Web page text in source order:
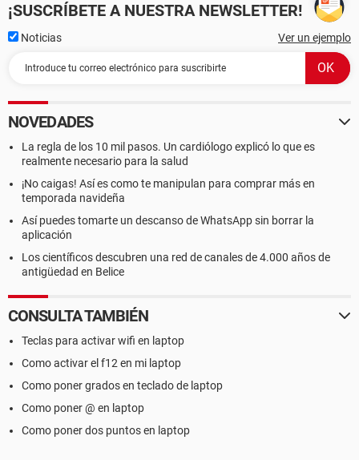
¡SUSCRÍBETE A NUESTRA NEWSLETTER!
Noticias Ver un ejemplo
NOVEDADES
La regla de los 10 mil pasos. Un cardiólogo explicó lo que es
realmente necesario para la salud
¡No caigas! Así es como te manipulan para comprar más en
temporada navideña
Así puedes tomarte un descanso de WhatsApp sin borrar la
aplicación
Los científicos descubren una red de canales de 4.000 años de
antigüedad en Belice
CONSULTA TAMBIÉN
Teclas para activar wifi en laptop
Como activar el f12 en mi laptop
Como poner grados en teclado de laptop
Como poner @ en laptop
Como poner dos puntos en laptop